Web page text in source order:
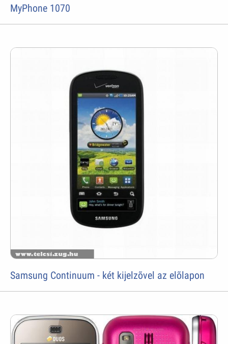
MyPhone 1070
Samsung Continuum - két kijelzõvel az elõlapon